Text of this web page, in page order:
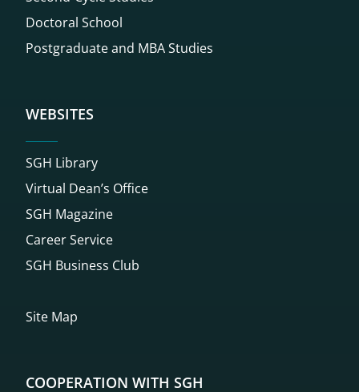
Doctoral School
Postgraduate and MBA Studies
WEBSITES
SGH Library
Virtual Dean’s Office
SGH Magazine
Career Service
SGH Business Club
Site Map
COOPERATION WITH SGH